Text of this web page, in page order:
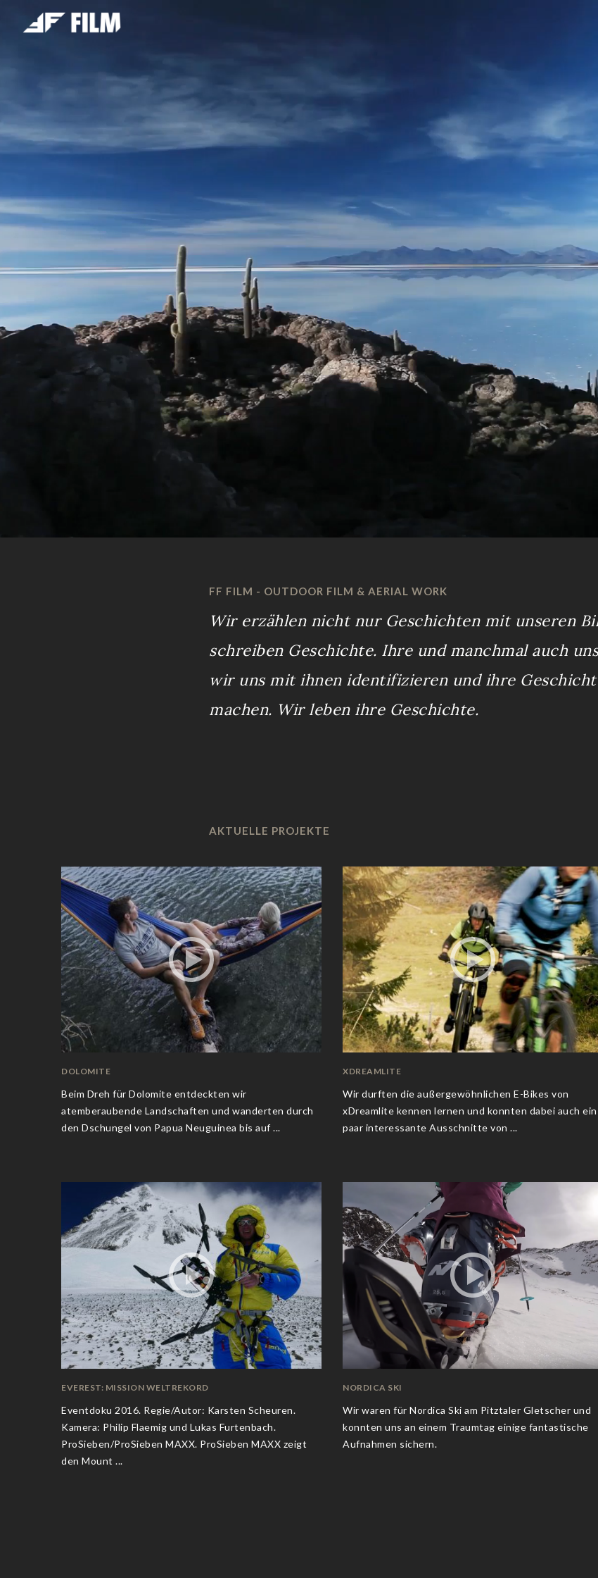
FF FILM - OUTDOOR FILM & AERIAL WORK
Wir erzählen nicht nur Geschichten mit unseren
schreiben Geschichte. Ihre und manchmal auch
wir uns mit ihnen identifizieren und ihre
machen. Wir leben ihre Geschichte.
AKTUELLE PROJEKTE
DOLOMITE
Beim Dreh für Dolomite entdeckten wir
atemberaubende Landschaften und wanderten durch
den Dschungel von Papua Neuguinea bis auf ...
XDREAMLITE
Wir durften die außergewöhnlichen E-Bikes von
xDreamlite kennen lernen und konnten dabei auch ein
paar interessante Ausschnitte von ...
EVEREST: MISSION WELTREKORD
Eventdoku 2016. Regie/Autor: Karsten Scheuren.
Kamera: Philip Flaemig und Lukas Furtenbach.
ProSieben/ProSieben MAXX. ProSieben MAXX zeigt
den Mount ...
NORDICA SKI
Wir waren für Nordica Ski am Pitztaler Gletscher und
konnten uns an einem Traumtag einige fantastische
Aufnahmen sichern.